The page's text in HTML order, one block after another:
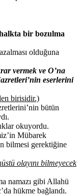
bir bozulma
olduğuna
vermek ve O’na
eserlerini
birisidir.)
bütün
okuyordu.
Mübarek
bilmesi gerektiğine
olayını bilmeyecek
namazı gibi Allahü
hükme bağlandı.